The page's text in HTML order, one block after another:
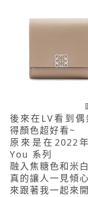
後來在LV看到
得顏色超好看~
原來是在2022
You 系列
融入焦糖色和米
真的讓人一見傾
來跟著我一起來